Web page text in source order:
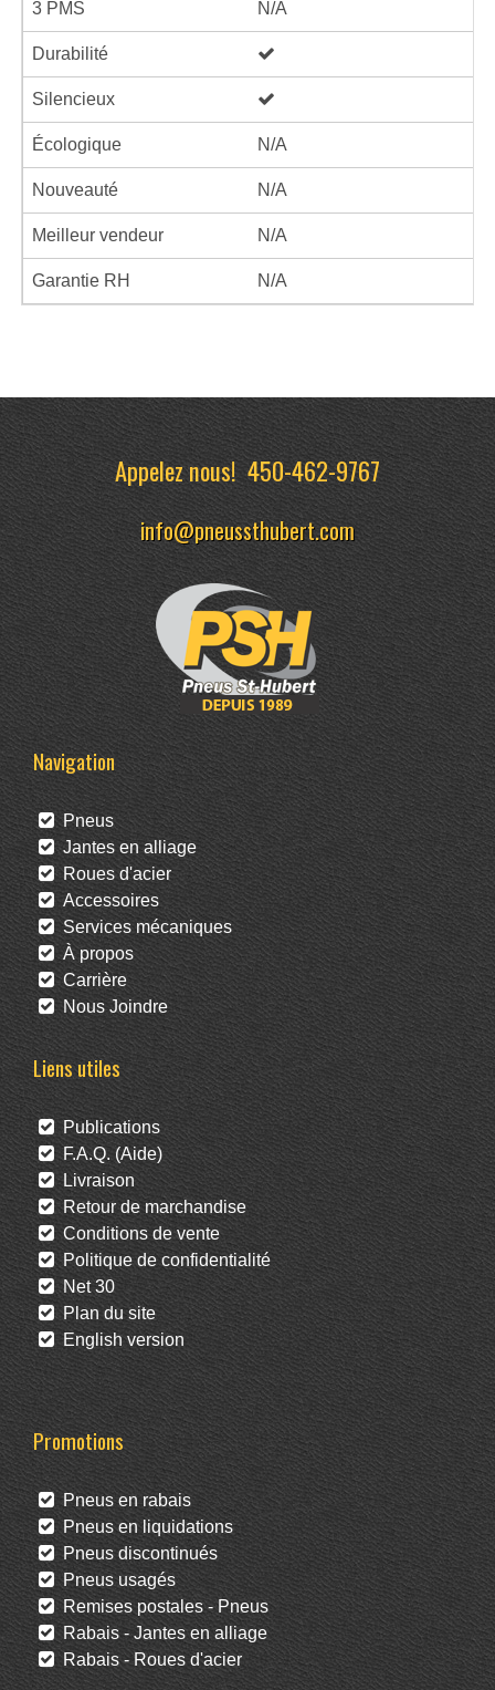
3 PMS N/A
Durabilité
Silencieux
Écologique N/A
Nouveauté N/A
Meilleur vendeur N/A
Garantie RH N/A
Appelez nous!450-462-9767
info@pneussthubert.com
Navigation
Pneus
Jantes en alliage
Roues d'acier
Accessoires
Services mécaniques
À propos
Carrière
Nous Joindre
Liens utiles
Publications
F.A.Q. (Aide)
Livraison
Retour de marchandise
Conditions de vente
Politique de confidentialité
Net 30
Plan du site
English version
Promotions
Pneus en rabais
Pneus en liquidations
Pneus discontinués
Pneus usagés
Remises postales - Pneus
Rabais - Jantes en alliage
Rabais - Roues d'acier